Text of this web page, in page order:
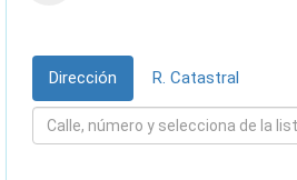
Dirección R. Catastral